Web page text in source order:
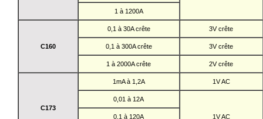
1 à 1200A
C160
0,1 à 30A crête 3V crête
0,1 à 300A crête 3V crête
1 à 2000A crête 2V crête
C173
1mA à 1,2A 1V AC
0,01 à 12A
1V AC
0,1 à 120A